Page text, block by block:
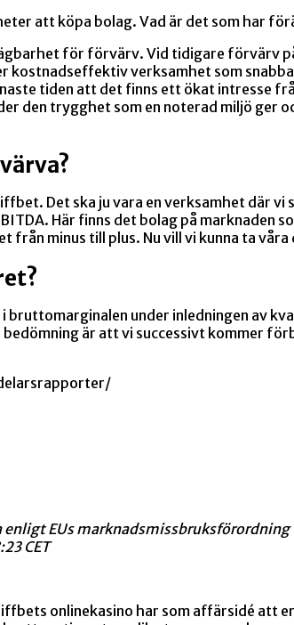
att köpa bolag. Vad är det som har
för förvärv. Vid tidigare förvärv
verksamhet som
tiden att det finns ett ökat intresse
den trygghet som en noterad miljö ger
Det ska ju vara en verksamhet där
Här finns det bolag på marknaden
minus till plus. Nu vill vi kunna ta
under inledningen av
är att vi successivt kommer
EUs
CET
onlinekasino har som affärsidé att